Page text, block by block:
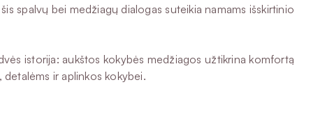
spalvų bei medžiagų dialogas suteikia namams išskirtinio
istorija: aukštos kokybės medžiagos užtikrina komfortą
ir aplinkos kokybei.